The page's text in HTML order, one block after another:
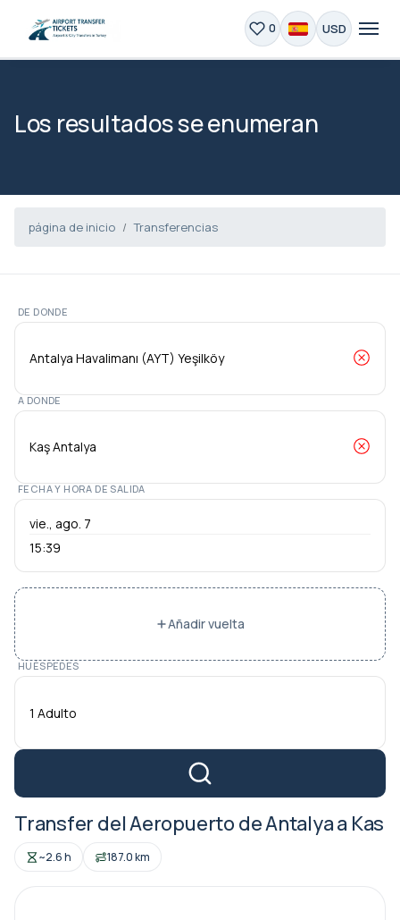
0 USD
Los resultados se enumeran
página de inicio Transferencias
DE DONDE
A DONDE
FECHA Y HORA DE SALIDA
15:39
Añadir vuelta
HUÉSPEDES
1 Adulto
Transfer del Aeropuerto de Antalya a Kas
~2.6 h 187.0 km